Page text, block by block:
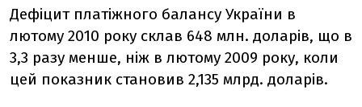
Дефіцит платіжного балансу України в
лютому 2010 року склав 648 млн. доларів, що в
3,3 разу менше, ніж в лютому 2009 року, коли
цей показник становив 2,135 млрд. доларів.